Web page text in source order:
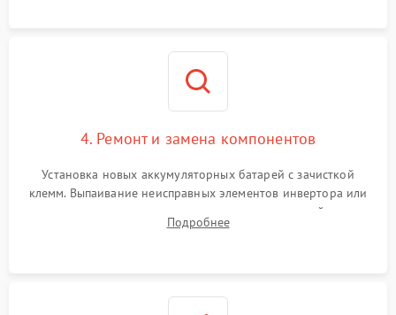
4. Ремонт и замена компонентов
Установка новых аккумуляторных батарей с зачисткой
клемм. Выпаивание неисправных элементов инвертора или
цепи зарядки и монтаж новых радиодеталей.
Восстановление поврежденных токоведущих дорожек и
Подробнее